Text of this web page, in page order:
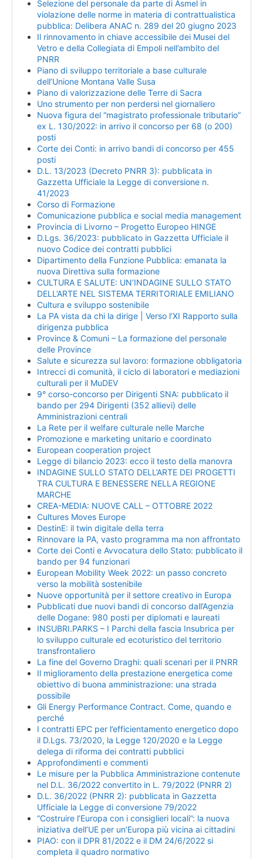
Selezione del personale da parte di Asmel in
violazione delle norme in materia di contrattualistica
pubblica: Delibera ANAC n. 289 del 20 giugno 2023
Il rinnovamento in chiave accessibile dei Musei del
Vetro e della Collegiata di Empoli nell’ambito del
PNRR
Piano di sviluppo territoriale a base culturale
dell’Unione Montana Valle Susa
Piano di valorizzazione delle Terre di Sacra
Uno strumento per non perdersi nel giornaliero
Nuova figura del “magistrato professionale tributario”
ex L. 130/2022: in arrivo il concorso per 68 (o 200)
posti
Corte dei Conti: in arrivo bandi di concorso per 455
posti
D.L. 13/2023 (Decreto PNRR 3): pubblicata in
Gazzetta Ufficiale la Legge di conversione n.
41/2023
Corso di Formazione
Comunicazione pubblica e social media management
Provincia di Livorno – Progetto Europeo HINGE
D.Lgs. 36/2023: pubblicato in Gazzetta Ufficiale il
nuovo Codice dei contratti pubblici
Dipartimento della Funzione Pubblica: emanata la
nuova Direttiva sulla formazione
CULTURA E SALUTE: UN’INDAGINE SULLO STATO
DELL’ARTE NEL SISTEMA TERRITORIALE EMILIANO
Cultura e sviluppo sostenibile
La PA vista da chi la dirige | Verso l’XI Rapporto sulla
dirigenza pubblica
Province & Comuni – La formazione del personale
delle Province
Salute e sicurezza sul lavoro: formazione obbligatoria
Intrecci di comunità, il ciclo di laboratori e mediazioni
culturali per il MuDEV
9° corso-concorso per Dirigenti SNA: pubblicato il
bando per 294 Dirigenti (352 allievi) delle
Amministrazioni centrali
La Rete per il welfare culturale nelle Marche
Promozione e marketing unitario e coordinato
European cooperation project
Legge di bilancio 2023: ecco il testo della manovra
INDAGINE SULLO STATO DELL’ARTE DEI PROGETTI
TRA CULTURA E BENESSERE NELLA REGIONE
MARCHE
CREA-MEDIA: NUOVE CALL – OTTOBRE 2022
Cultures Moves Europe
DestinE: il twin digitale della terra
Rinnovare la PA, vasto programma ma non affrontato
Corte dei Conti e Avvocatura dello Stato: pubblicato il
bando per 94 funzionari
European Mobility Week 2022: un passo concreto
verso la mobilità sostenibile
Nuove opportunità per il settore creativo in Europa
Pubblicati due nuovi bandi di concorso dall’Agenzia
delle Dogane: 980 posti per diplomati e laureati
INSUBRI.PARKS – I Parchi della fascia Insubrica per
lo sviluppo culturale ed ecoturistico del territorio
transfrontaliero
La fine del Governo Draghi: quali scenari per il PNRR
Il miglioramento della prestazione energetica come
obiettivo di buona amministrazione: una strada
possibile
Gli Energy Performance Contract. Come, quando e
perché
I contratti EPC per l’efficientamento energetico dopo
il D.Lgs. 73/2020, la Legge 120/2020 e la Legge
delega di riforma dei contratti pubblici
Approfondimenti e commenti
Le misure per la Pubblica Amministrazione contenute
nel D.L. 36/2022 convertito in L. 79/2022 (PNRR 2)
D.L. 36/2022 (PNRR 2): pubblicata in Gazzetta
Ufficiale la Legge di conversione 79/2022
“Costruire l’Europa con i consiglieri locali”: la nuova
iniziativa dell’UE per un’Europa più vicina ai cittadini
PIAO: con il DPR 81/2022 e il DM 24/6/2022 si
completa il quadro normativo